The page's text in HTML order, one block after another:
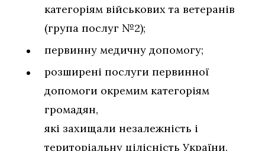
категоріям військових та ветеранів
(група послуг №2);
первинну медичну допомогу;
розширені послуги первинної
допомоги окремим категоріям
громадян,
які захищали незалежність і
територіальну цілісність України.